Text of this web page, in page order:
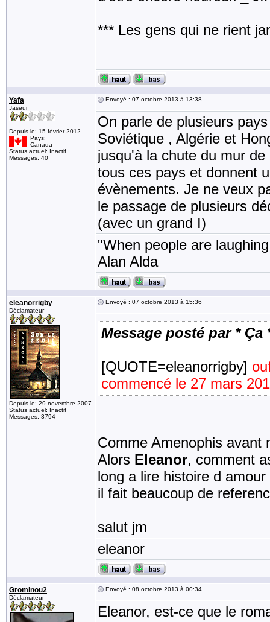
*** Les gens qui ne rient
Yafa
Jaseur
Depuis le: 15 février 2012
Pays:
Canada
Status actuel: Inactif
Messages: 40
Envoyé : 07 octobre 2013 à 13:38
On parle de plusieurs
Soviétique , Algérie et
jusqu'à la chute du mur
tous ces pays et donnent
évènements. Je ne veux
le passage de plusieurs
(avec un grand I)
"When people are
Alan Alda
eleanorrigby
Déclamateur
Depuis le: 29 novembre 2007
Status actuel: Inactif
Messages: 3794
Envoyé : 07 octobre 2013 à 15:36
Message posté par * Ça
[QUOTE=eleanorrigby]
commencé le 27 mars
Comme Amenophis avant
Alors Eleanor, comment
long a lire histoire d
il fait beaucoup de
salut jm
eleanor
Grominou2
Déclamateur
Envoyé : 08 octobre 2013 à 00:34
Eleanor, est-ce que le